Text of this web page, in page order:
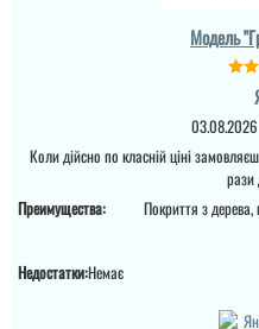
Модель
03.08.2026
Коли дійсно по класній ціні
Преимущества:
Покриття з
Недостатки:Немає